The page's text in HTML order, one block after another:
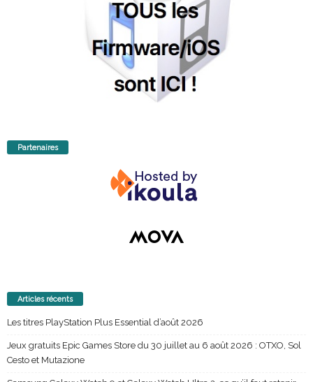
Partenaires
Articles récents
Les titres PlayStation Plus Essential d’août 2026
Jeux gratuits Epic Games Store du 30 juillet au 6 août 2026 : OTXO, Sol
Cesto et Mutazione